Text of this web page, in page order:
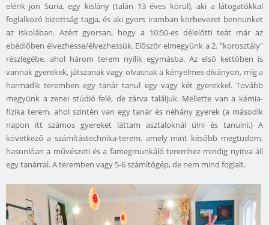
elénk jön Suria, egy kislány (talán 13 éves körül), aki a látogatókkal
foglalkozó bizottság tagja, és aki gyors iramban körbevezet bennünket
az iskolában. Azért gyorsan, hogy a 10:50-es délelőtti teát már az
ebédlőben élvezhesse/élvezhessük. Először elmegyünk a 2. "korosztály"
részlegébe, ahol három terem nyílik egymásba. Az első kettőben is
vannak gyerekek, játszanak vagy olvasnak a kényelmes díványon, míg a
harmadik teremben egy tanár tanul egy vagy két gyerekkel. Tovább
megyünk a zenei stúdió felé, de zárva találjuk. Mellette van a kémia-
fizika terem, ahol szintén van egy tanár és néhány gyerek (a második
napon itt számos gyereket láttam asztaloknál ülni és tanulni.) A
következő a számítástechnika-terem, amely mint később megtudom,
hasonlóan a művészeti és a famegmunkáló teremhez mindig nyitva áll
egy tanárral. A teremben vagy 5-6 számítógép, de nem mind foglalt.